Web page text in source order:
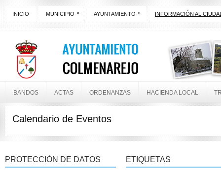
INICIO MUNICIPIO » AYUNTAMIENTO » INFORMACIÓN AL
BANDOS ACTAS ORDENANZAS HACIENDA LOCAL
Calendario de Eventos
PROTECCIÓN DE DATOS ETIQUETAS